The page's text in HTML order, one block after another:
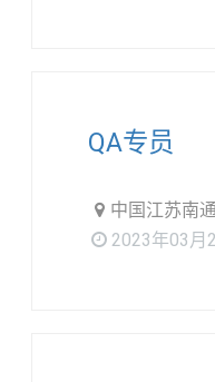
QA专员
中国江苏南
2023年03月